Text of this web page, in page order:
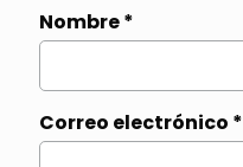
Nombre*
Correo electrónico *